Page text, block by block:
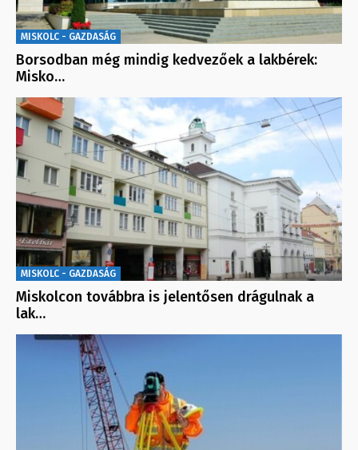
MISKOLC - GAZDASÁG
Borsodban még mindig kedvezőek a lakbérek:
Misko…
MISKOLC - GAZDASÁG
Miskolcon továbbra is jelentősen drágulnak a
lak…